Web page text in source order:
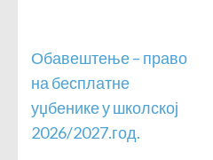
Кретање
чланка
Обавештење – право
на бесплатне
уџбенике у школској
2026/2027.год.